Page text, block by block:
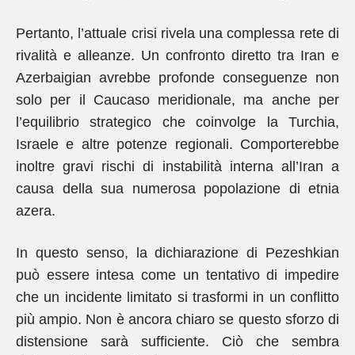
Pertanto, l’attuale crisi rivela una complessa rete di
rivalità e alleanze. Un confronto diretto tra Iran e
Azerbaigian avrebbe profonde conseguenze non
solo per il Caucaso meridionale, ma anche per
l’equilibrio strategico che coinvolge la Turchia,
Israele e altre potenze regionali. Comporterebbe
inoltre gravi rischi di instabilità interna all’Iran a
causa della sua numerosa popolazione di etnia
azera.
In questo senso, la dichiarazione di Pezeshkian
può essere intesa come un tentativo di impedire
che un incidente limitato si trasformi in un conflitto
più ampio. Non è ancora chiaro se questo sforzo di
distensione sarà sufficiente. Ciò che sembra